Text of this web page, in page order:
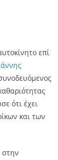
επί
ότι έχει
και των
στην